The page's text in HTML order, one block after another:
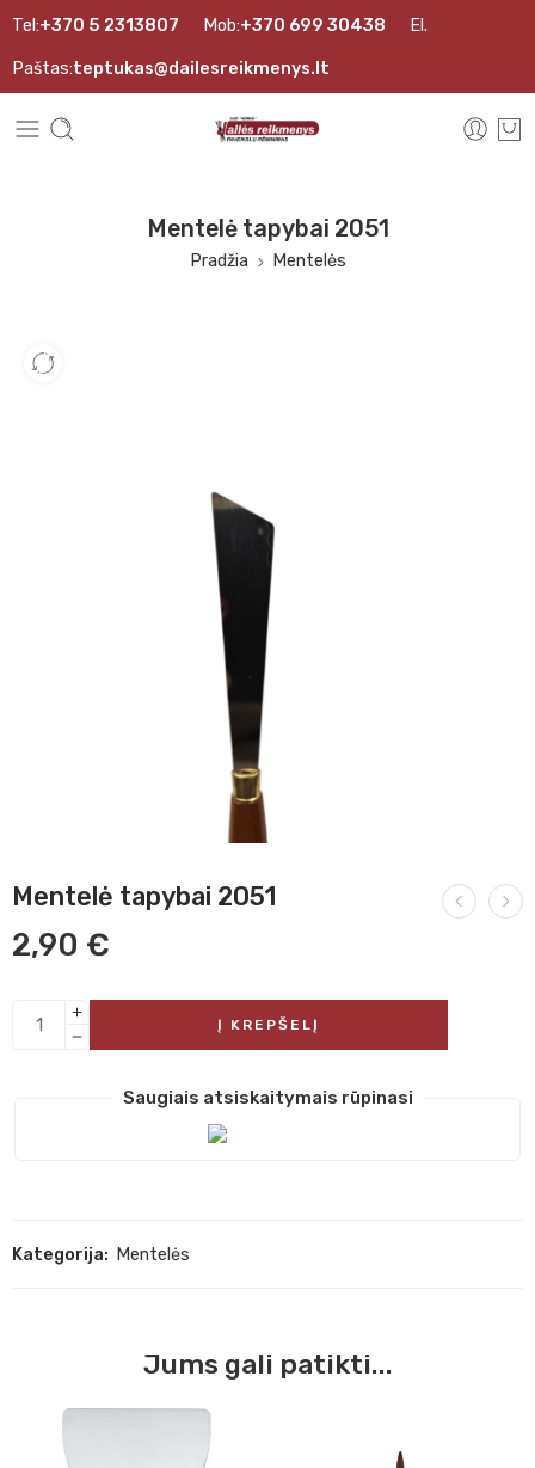
Tel:+370 5 2313807 Mob:+370 699 30438 El.
Paštas:teptukas@dailesreikmenys.lt
Mentelė tapybai 2051
Pradžia Mentelės
Mentelė tapybai 2051
2,90 €
Į KREPŠELĮ
Saugiais atsiskaitymais rūpinasi
Kategorija: Mentelės
Jums gali patikti...